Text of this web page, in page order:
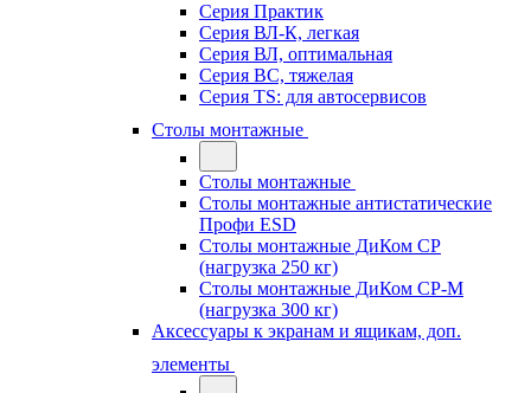
Серия Практик
Серия ВЛ-К, легкая
Серия ВЛ, оптимальная
Серия ВС, тяжелая
Серия TS: для автосервисов
Столы монтажные
Столы монтажные
Столы монтажные антистатические
Профи ESD
Столы монтажные ДиКом СР
(нагрузка 250 кг)
Столы монтажные ДиКом СР-М
(нагрузка 300 кг)
Аксессуары к экранам и ящикам, доп.
элементы